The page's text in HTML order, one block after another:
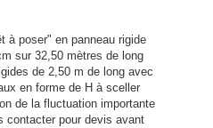
à poser" en panneau rigide
sur 32,50 mètres de long
de 2,50 m de long avec
en forme de H à sceller
de la fluctuation importante
contacter pour devis avant